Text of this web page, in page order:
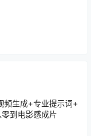
频生成+专业提示词+
到电影感成片